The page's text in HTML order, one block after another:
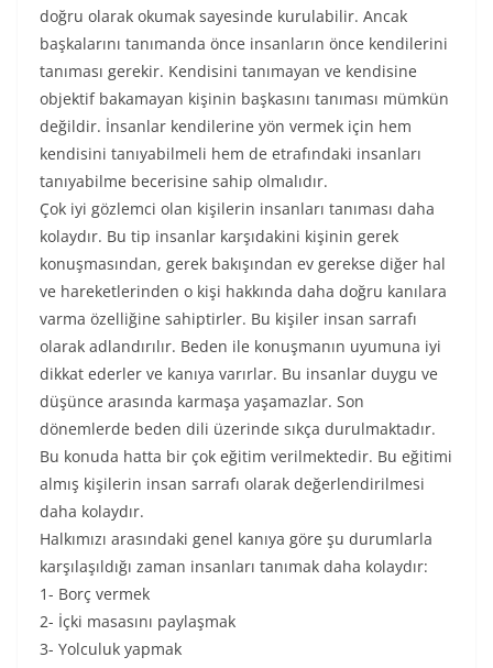
doğru olarak okumak sayesinde kurulabilir. Ancak
başkalarını tanımanda önce insanların önce kendilerini
tanıması gerekir. Kendisini tanımayan ve kendisine
objektif bakamayan kişinin başkasını tanıması mümkün
değildir. İnsanlar kendilerine yön vermek için hem
kendisini tanıyabilmeli hem de etrafındaki insanları
tanıyabilme becerisine sahip olmalıdır.
Çok iyi gözlemci olan kişilerin insanları tanıması daha
kolaydır. Bu tip insanlar karşıdakini kişinin gerek
konuşmasından, gerek bakışından ev gerekse diğer hal
ve hareketlerinden o kişi hakkında daha doğru kanılara
varma özelliğine sahiptirler. Bu kişiler insan sarrafı
olarak adlandırılır. Beden ile konuşmanın uyumuna iyi
dikkat ederler ve kanıya varırlar. Bu insanlar duygu ve
düşünce arasında karmaşa yaşamazlar. Son
dönemlerde beden dili üzerinde sıkça durulmaktadır.
Bu konuda hatta bir çok eğitim verilmektedir. Bu eğitimi
almış kişilerin insan sarrafı olarak değerlendirilmesi
daha kolaydır.
Halkımızı arasındaki genel kanıya göre şu durumlarla
karşılaşıldığı zaman insanları tanımak daha kolaydır:
1- Borç vermek
2- İçki masasını paylaşmak
3- Yolculuk yapmak